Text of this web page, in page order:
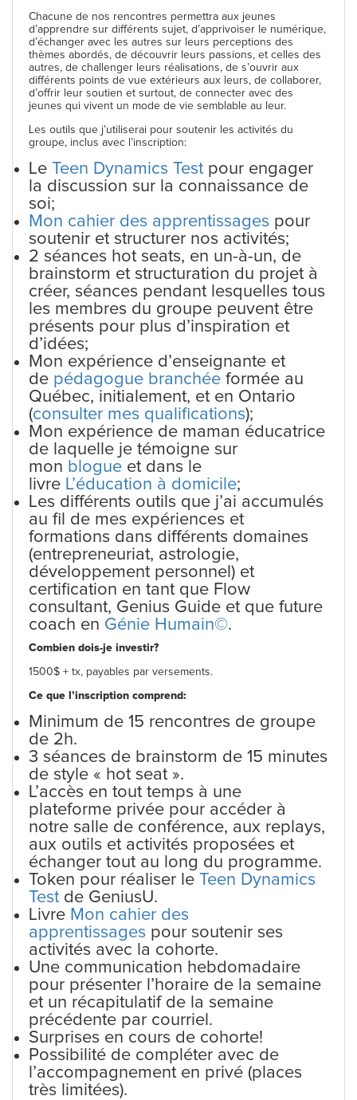
Chacune de nos rencontres permettra aux jeunes
d’apprendre sur différents sujet, d’apprivoiser le numérique,
d’échanger avec les autres sur leurs perceptions des
thèmes abordés, de découvrir leurs passions, et celles des
autres, de challenger leurs réalisations, de s’ouvrir aux
différents points de vue extérieurs aux leurs, de collaborer,
d’offrir leur soutien et surtout, de connecter avec des
jeunes qui vivent un mode de vie semblable au leur.
Les outils que j’utiliserai pour soutenir les activités du
groupe, inclus avec l’inscription:
Le Teen Dynamics Test pour engager
la discussion sur la connaissance de
soi;
Mon cahier des apprentissages pour
soutenir et structurer nos activités;
2 séances hot seats, en un-à-un, de
brainstorm et structuration du projet à
créer, séances pendant lesquelles tous
les membres du groupe peuvent être
présents pour plus d’inspiration et
d’idées;
Mon expérience d’enseignante et
de pédagogue branchée formée au
Québec, initialement, et en Ontario
(consulter mes qualifications);
Mon expérience de maman éducatrice
de laquelle je témoigne sur
mon blogue et dans le
livre L’éducation à domicile;
Les différents outils que j’ai accumulés
au fil de mes expériences et
formations dans différents domaines
(entrepreneuriat, astrologie,
développement personnel) et
certification en tant que Flow
consultant, Genius Guide et que future
coach en Génie Humain©.
Combien dois-je investir?
1500$ + tx, payables par versements.
Ce que l’inscription comprend:
Minimum de 15 rencontres de groupe
de 2h.
3 séances de brainstorm de 15 minutes
de style « hot seat ».
L’accès en tout temps à une
plateforme privée pour accéder à
notre salle de conférence, aux replays,
aux outils et activités proposées et
échanger tout au long du programme.
Token pour réaliser le Teen Dynamics
Test de GeniusU.
Livre Mon cahier des
apprentissages pour soutenir ses
activités avec la cohorte.
Une communication hebdomadaire
pour présenter l’horaire de la semaine
et un récapitulatif de la semaine
précédente par courriel.
Surprises en cours de cohorte!
Possibilité de compléter avec de
l’accompagnement en privé (places
très limitées).